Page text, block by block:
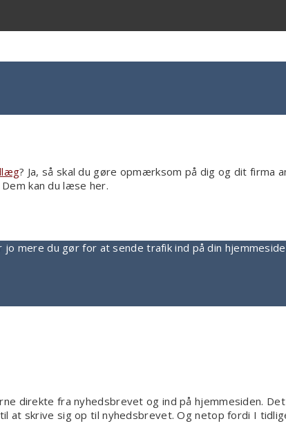
? Ja, så skal du gøre opmærksom på dig og dit firma
kan du læse her.
mere du gør for at sende trafik ind på din
direkte fra nyhedsbrevet og ind på hjemmesiden. Det
at skrive sig op til nyhedsbrevet. Og netop fordi I